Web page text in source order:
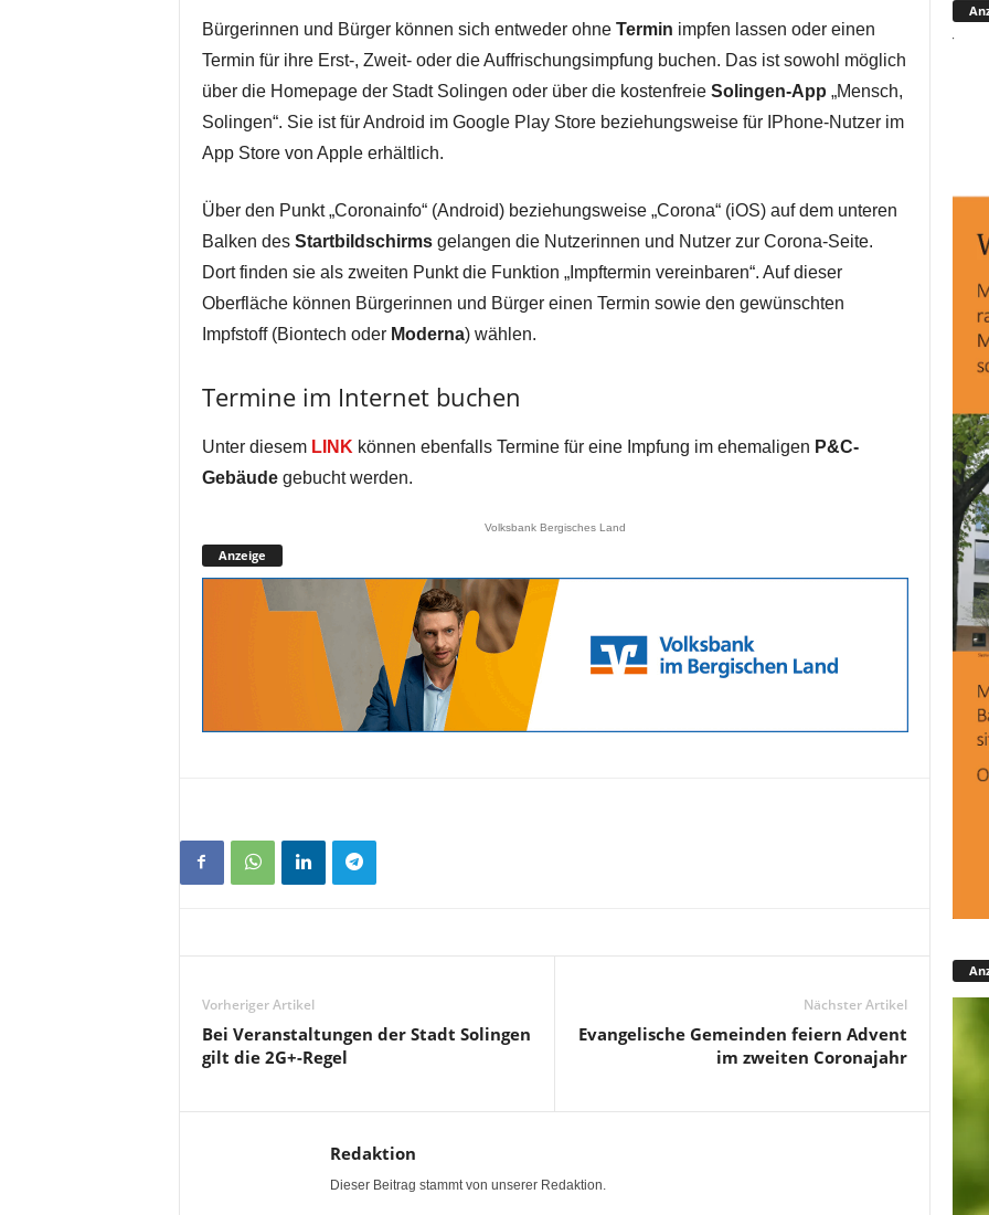
Bürgerinnen und Bürger können sich entweder ohne Termin impfen lassen oder einen
Termin für ihre Erst-, Zweit- oder die Auffrischungsimpfung buchen. Das ist sowohl möglich
über die Homepage der Stadt Solingen oder über die kostenfreie Solingen-App „Mensch,
Solingen“. Sie ist für Android im Google Play Store beziehungsweise für IPhone-Nutzer im
App Store von Apple erhältlich.
Über den Punkt „Coronainfo“ (Android) beziehungsweise „Corona“ (iOS) auf dem unteren
Balken des Startbildschirmsgelangen die Nutzerinnen und Nutzer zur Corona-Seite.
Dort finden sie als zweiten Punkt die Funktion „Impftermin vereinbaren“. Auf dieser
Oberfläche können Bürgerinnen und Bürger einen Termin sowie den gewünschten
Impfstoff (Biontech oder Moderna) wählen.
Termine im Internet buchen
Unter diesem LINK können ebenfalls Termine für eine Impfung im ehemaligen P&C-
Gebäudegebucht werden.
Volksbank Bergisches Land
Anzeige
Vorheriger Artikel
Bei Veranstaltungen der Stadt Solingen
gilt die 2G+-Regel
Nächster Artikel
Evangelische Gemeinden feiern Advent
im zweiten Coronajahr
Redaktion
Dieser Beitrag stammt von unserer Redaktion.